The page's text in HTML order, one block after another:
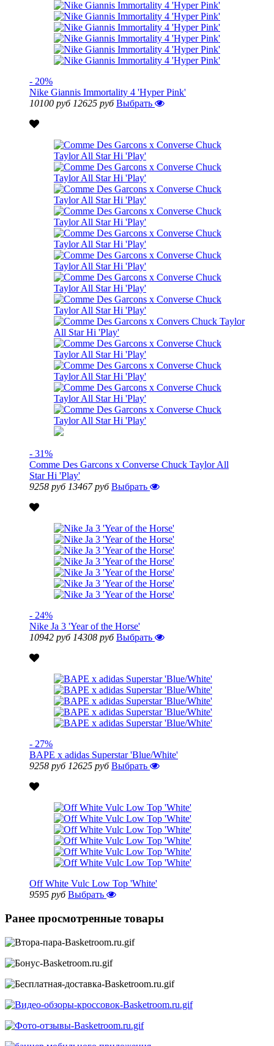
- 20%
Nike Giannis Immortality 4 'Hyper Pink'
10100 руб 12625 руб Выбрать
- 31%
Comme Des Garcons x Converse Chuck Taylor All
Star Hi 'Play'
9258 руб 13467 руб Выбрать
- 24%
Nike Ja 3 'Year of the Horse'
10942 руб 14308 руб Выбрать
- 27%
BAPE x adidas Superstar 'Blue/White'
9258 руб 12625 руб Выбрать
Off White Vulc Low Top 'White'
9595 руб Выбрать
Ранее просмотренные товары